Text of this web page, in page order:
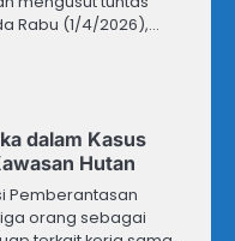
Rabu (1/4/2026),…
dalam Kasus
Hutan
Pemberantasan
orang sebagai